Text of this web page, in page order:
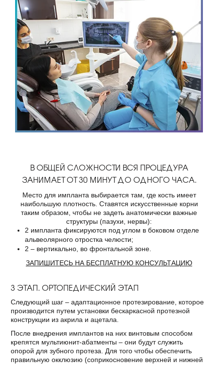
В ОБЩЕЙ СЛОЖНОСТИ ВСЯ ПРОЦЕДУРА
ЗАНИМАЕТ ОТ 30 МИНУТ ДО ОДНОГО ЧАСА.
Место для импланта выбирается там, где кость имеет
наибольшую плотность. Ставятся искусственные корни
таким образом, чтобы не задеть анатомически важные
структуры (пазухи, нервы):
2 импланта фиксируются под углом в боковом отделе
альвеолярного отростка челюсти;
2 – вертикально, во фронтальной зоне.
ЗАПИШИТЕСЬ НА БЕСПЛАТНУЮ КОНСУЛЬТАЦИЮ
3 ЭТАП. ОРТОПЕДИЧЕСКИЙ ЭТАП
Следующий шаг – адаптационное протезирование, которое
производится путем установки бескаркасной протезной
конструкции из акрила и ацетала.
После внедрения имплантов на них винтовым способом
крепятся мультиюнит-абатменты – они будут служить
опорой для зубного протеза. Для того чтобы обеспечить
правильную окклюзию (соприкосновение верхней и нижней